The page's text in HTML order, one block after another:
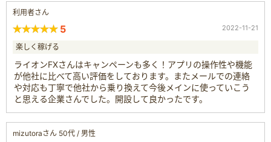
利用者さん
5 2022-11-21
楽しく稼げる
ライオンFXさんはキャンペーンも多く！アプリの操作性や機能
が他社に比べて高い評価をしております。またメールでの連絡
や対応も丁寧で他社から乗り換えて今後メインに使っていこう
と思える企業さんでした。開設して良かったです。
mizutoraさん 50代 / 男性